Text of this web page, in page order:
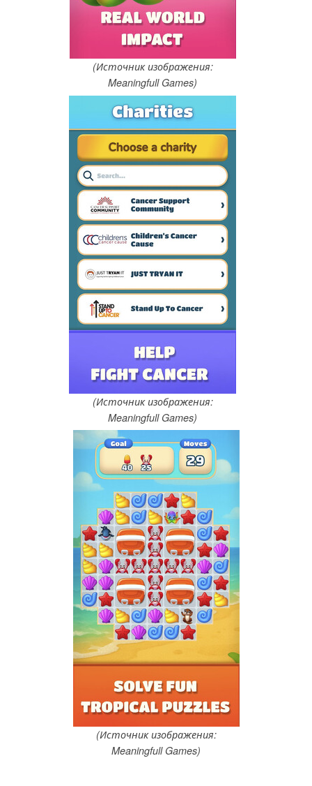
(Источник изображения:
Meaningfull Games)
(Источник изображения:
Meaningfull Games)
(Источник изображения:
Meaningfull Games)